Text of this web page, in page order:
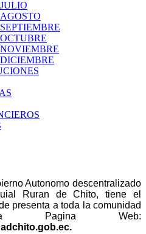
JULIO
AGOSTO
SEPTIEMBRE
OCTUBRE
NOVIEMBRE
DICIEMBRE
Autonomo descentralizado
Ruran de Chito, tiene el
presenta a toda la comunidad
Pagina Web: